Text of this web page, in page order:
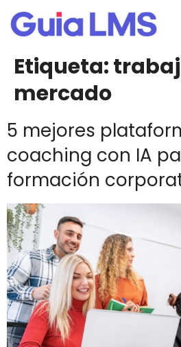
Etiqueta:
mercado
5 mejores
coaching con IA
formación